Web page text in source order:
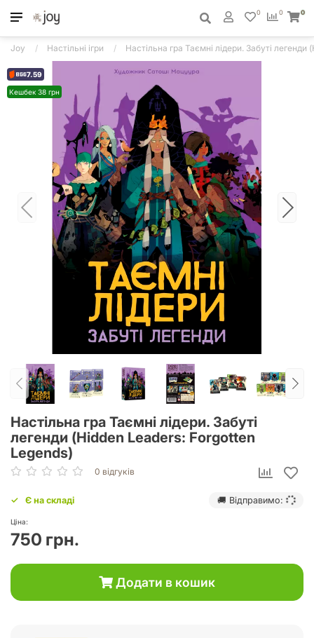
0
0 0
Joy Настільні ігри Настільна гра Таємні лідери. Забуті
7.59
Кешбек 38 грн
Настільна гра Таємні лідери. Забуті
легенди (Hidden Leaders: Forgotten
Legends)
0 відгуків
Є на складі 🚚 Відправимо:
Ціна:
750 грн.
Додати в кошик